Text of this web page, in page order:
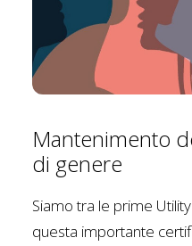
Mantenimento
di genere
Siamo tra le prime
questa importante